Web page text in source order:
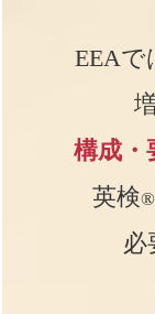
EEAで
構成・
英検®
必